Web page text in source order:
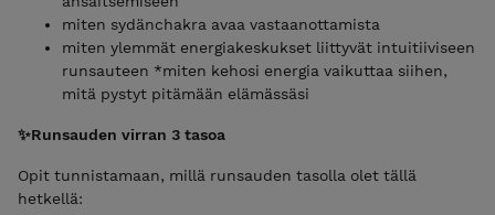
miten sydänchakra avaa vastaanottamista
miten ylemmät energiakeskukset liittyvät intuitiiviseen
runsauteen *miten kehosi energia vaikuttaa siihen,
mitä pystyt pitämään elämässäsi
✨Runsauden virran 3 tasoa
Opit tunnistamaan, millä runsauden tasolla olet tällä
hetkellä: